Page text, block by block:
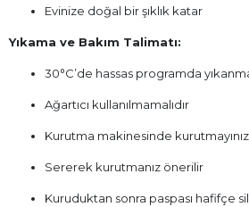
Evinize doğal bir şıklık katar
Yıkama ve Bakım Talimatı:
30°C’de hassas programda
Ağartıcı kullanılmamalıdır
Kurutma makinesinde kurutmayınız
Sererek kurutmanız önerilir
Kuruduktan sonra paspası hafifçe